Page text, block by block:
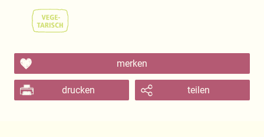
merken
drucken teilen